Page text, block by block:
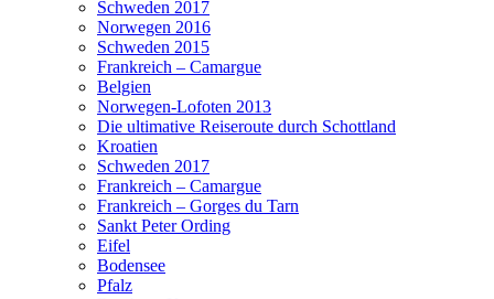
Schweden 2017
Norwegen 2016
Schweden 2015
Frankreich – Camargue
Belgien
Norwegen-Lofoten 2013
Die ultimative Reiseroute durch Schottland
Kroatien
Schweden 2017
Frankreich – Camargue
Frankreich – Gorges du Tarn
Sankt Peter Ording
Eifel
Bodensee
Pfalz